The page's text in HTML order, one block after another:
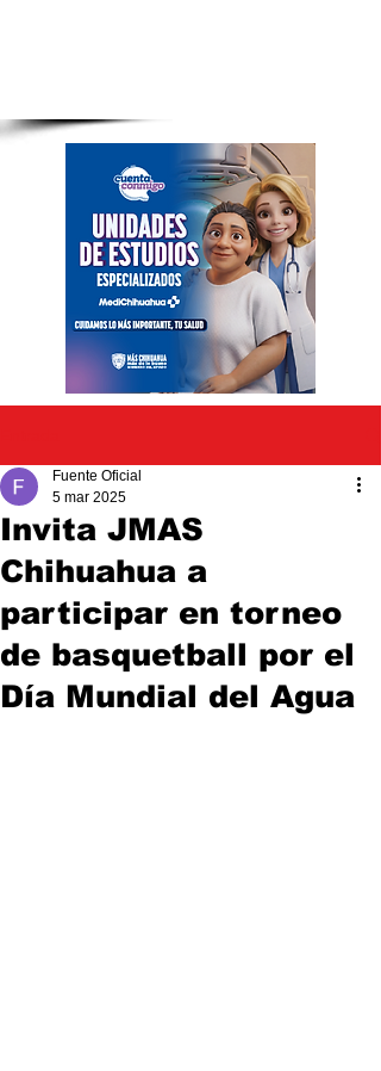
Invita JMAS
Chihuahua a
participar en torneo
de basquetball por el
Día Mundial del Agua
Fuente Oficial
5 mar 2025